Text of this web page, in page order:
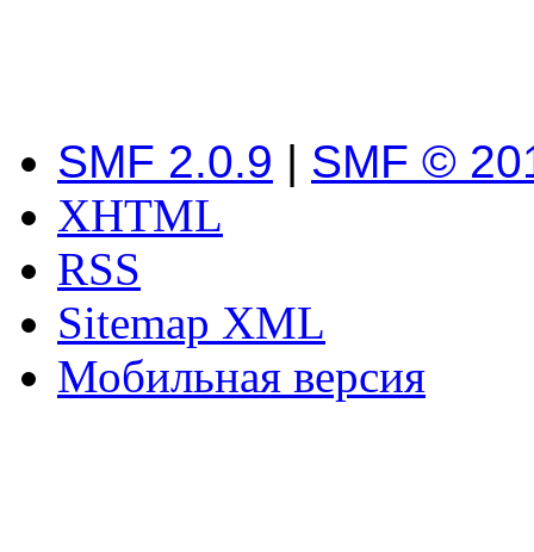
SMF 2.0.9 | SMF ©
XHTML
RSS
Sitemap XML
Мобильная версия